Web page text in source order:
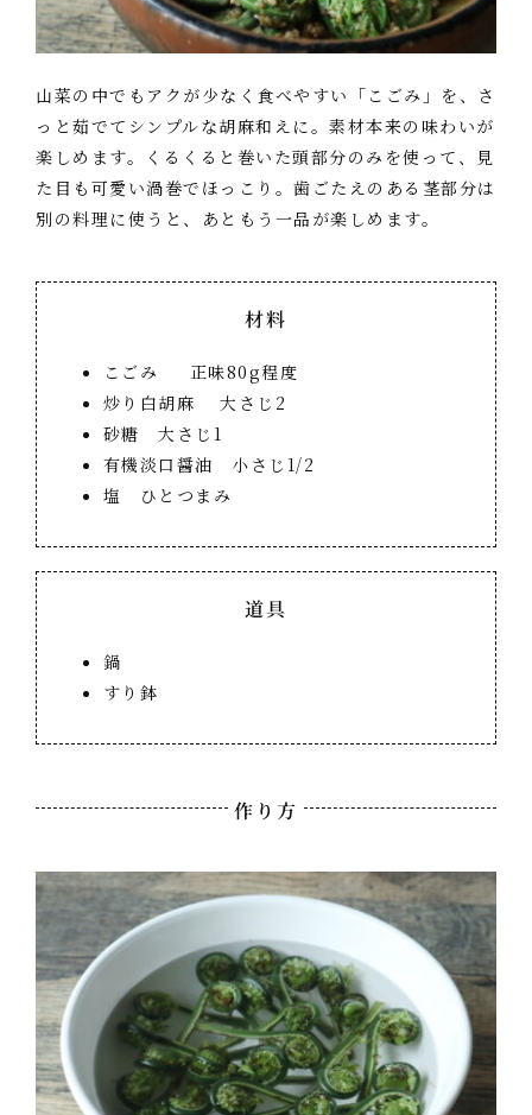
山菜の中でもアクが少なく食べやすい「こごみ」を、さ
っと茹でてシンプルな胡麻和えに。素材本来の味わいが
楽しめます。くるくると巻いた頭部分のみを使って、見
た目も可愛い渦巻でほっこり。歯ごたえのある茎部分は
別の料理に使うと、あともう一品が楽しめます。
材料
こごみ 正味80g程度
炒り白胡麻 大さじ2
砂糖 大さじ1
有機淡口醤油 小さじ1/2
塩 ひとつまみ
道具
鍋
すり鉢
作り方